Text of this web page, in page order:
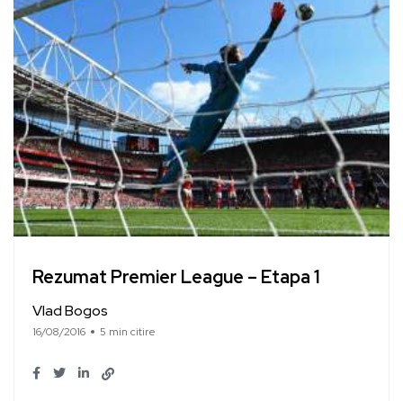
Rezumat Premier League – Etapa 1
Vlad Bogos
16/08/2016 5 min citire